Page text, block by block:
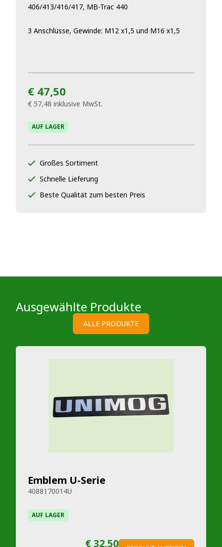
406/413/416/417, MB-Trac 440
3 Anschlüsse, Gewinde: M12 x1,5 und M16 x1,5
€ 47,50
€ 57,48 inklusive MwSt.
AUF LAGER
Großes Sortiment
Schnelle Lieferung
Beste Qualität zum besten Preis
Ausgewählte Produkte
ALLE PRODUKTE
Emblem U-Serie
4088170014U
AUF LAGER
€ 32,50